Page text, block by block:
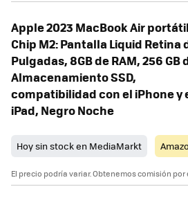
Apple 2023 MacBook Air
Chip M2: Pantalla Liquid Retina
Pulgadas, 8GB de RAM, 256 GB
Almacenamiento SSD,
compatibilidad con el iPhone y
iPad, Negro Noche
Hoy sin stock en MediaMarkt
El precio podría variar. Obtenemos comisión